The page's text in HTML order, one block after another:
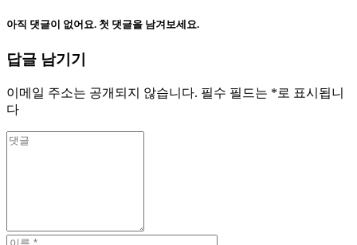
아직 댓글이 없어요. 첫 댓글을 남겨보세요.
답글 남기기
이메일 주소는 공개되지 않습니다. 필수 필드는 *로 표시됩니
다